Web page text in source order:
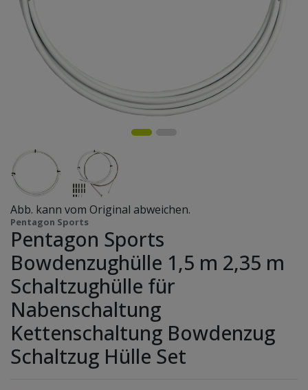
Abb. kann vom Original abweichen.
Pentagon Sports
Pentagon Sports
Bowdenzughülle 1,5 m 2,35 m
Schaltzughülle für
Nabenschaltung
Kettenschaltung Bowdenzug
Schaltzug Hülle Set